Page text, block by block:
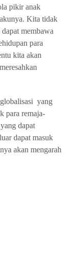
pikir anak
Kita tidak
membawa
para
kita akan
yang
para remaja-
dapat
dapat masuk
akan mengarah